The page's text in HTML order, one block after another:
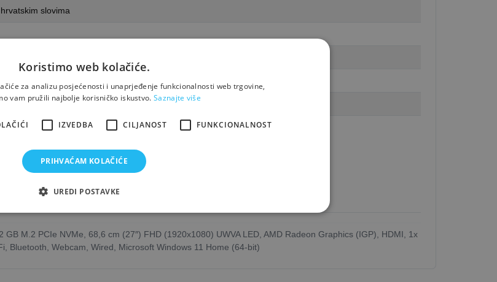
slovima
smeđe) kartonsko pakiranje
M.2 PCIe NVMe, 68,6 cm (27″) FHD (1920x1080) UWVA LED, AMD Radeon Graphics (IGP), HDMI, 1x
Bluetooth, Webcam, Wired, Microsoft Windows 11 Home (64-bit)
Koristimo web kolačiće.
za analizu posjećenosti i unaprjeđenje funkcionalnosti web trgovine,
vam pružili najbolje korisničko iskustvo. Saznajte više
IZVEDBA CILJANOST FUNKCIONALNOST
PRIHVAĆAM KOLAČIĆE
UREDI POSTAVKE